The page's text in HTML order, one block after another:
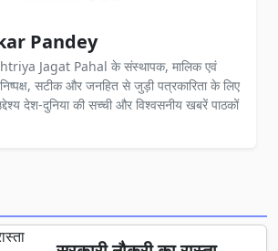
Pandey
Jagat Pahal के संस्थापक, मालिक एवं
सटीक और जनहित से जुड़ी पत्रकारिता के लिए
देश-दुनिया की सच्ची और विश्वसनीय खबरें पाठकों